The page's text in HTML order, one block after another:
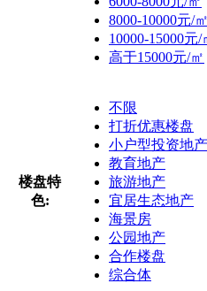
8000-10000元/㎡
10000-15000元/
高于15000元/㎡
楼盘特
色:
不限
打折优惠楼盘
小户型投资地产
教育地产
旅游地产
宜居生态地产
海景房
公园地产
合作楼盘
综合体